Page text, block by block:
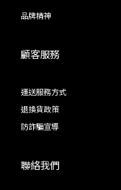
品牌精神
顧客服務
運送服務方式
退換貨政策
防詐騙宣導
聯絡我們